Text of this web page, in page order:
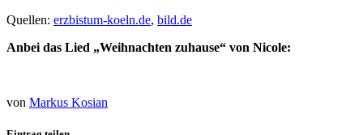
Quellen: erzbistum-koeln.de, bild.de
Anbei das Lied „Weihnachten zuhause“ von Nicole:
von Markus Kosian